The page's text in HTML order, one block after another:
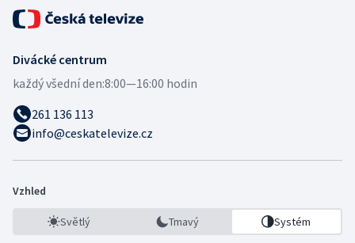
Divácké centrum
každý všední den:8:00—16:00 hodin
261 136 113
info@ceskatelevize.cz
Vzhled
Světlý Tmavý Systém